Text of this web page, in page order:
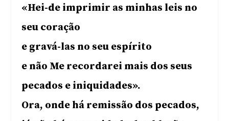
«Hei-de imprimir as minhas leis no
seu coração
e gravá-las no seu espírito
e não Me recordarei mais dos seus
pecados e iniquidades».
Ora, onde há remissão dos pecados,